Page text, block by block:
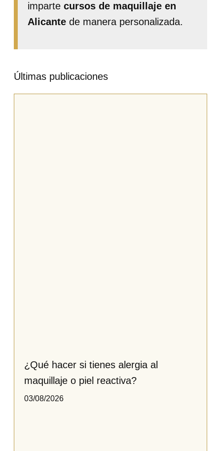
imparte cursos de maquillaje en
Alicante de manera personalizada.
Últimas publicaciones
¿Qué hacer si tienes alergia al
maquillaje o piel reactiva​?
03/08/2026